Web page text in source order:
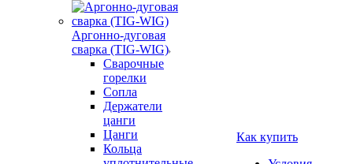
Аргонно-дуговая
сварка (TIG-WIG)
Сварочные
горелки
Сопла
Держатели
цанги
Цанги
Кольца
Как купить